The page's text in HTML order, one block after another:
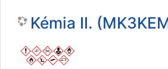
Kémia II.